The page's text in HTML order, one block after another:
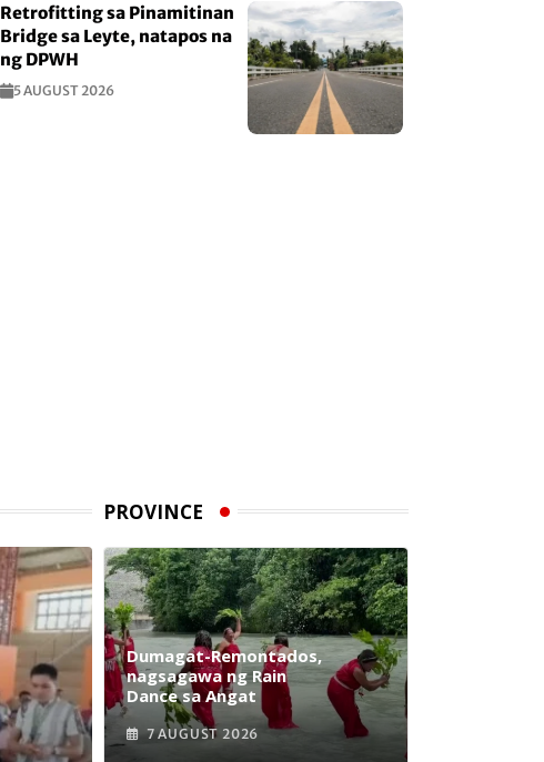
Retrofitting sa Pinamitinan
Bridge sa Leyte, natapos na
ng DPWH
5 AUGUST 2026
PROVINCE
Dumagat-Remontados,
nagsagawa ng Rain
Dance sa Angat
7 AUGUST 2026